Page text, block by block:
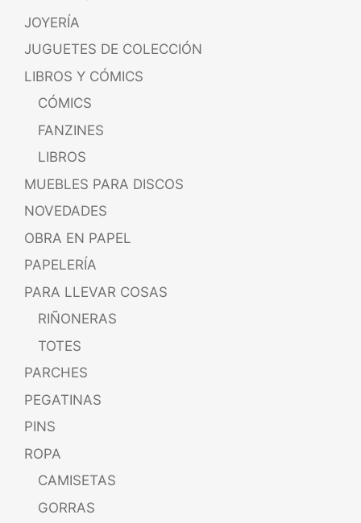
JOYERÍA
JUGUETES DE COLECCIÓN
LIBROS Y CÓMICS
CÓMICS
FANZINES
LIBROS
MUEBLES PARA DISCOS
NOVEDADES
OBRA EN PAPEL
PAPELERÍA
PARA LLEVAR COSAS
RIÑONERAS
TOTES
PARCHES
PEGATINAS
PINS
ROPA
CAMISETAS
GORRAS